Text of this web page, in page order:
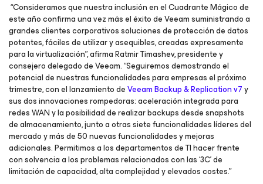
“Consideramos que nuestra inclusión en el Cuadrante Mágico de
este año confirma una vez más el éxito de Veeam suministrando a
grandes clientes corporativos soluciones de protección de datos
potentes, fáciles de utilizar y asequibles, creadas expresamente
para la virtualización”, afirma Ratmir Timashev, presidente y
consejero delegado de Veeam. “Seguiremos demostrando el
potencial de nuestras funcionalidades para empresas el próximo
trimestre, con el lanzamiento deVeeam Backup & Replication v7y
sus dos innovaciones rompedoras: aceleración integrada para
redes WAN y la posibilidad de realizar backups desde snapshots
de almacenamiento, junto a otras siete funcionalidades líderes del
mercado y más de 50 nuevas funcionalidades y mejoras
adicionales. Permitimos a los departamentos de TI hacer frente
con solvencia a los problemas relacionados con las ‘3C’ de
limitación de capacidad, alta complejidad y elevados costes.”